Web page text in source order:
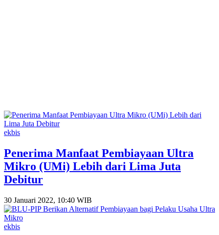
ekbis
Penerima Manfaat Pembiayaan Ultra
Mikro (UMi) Lebih dari Lima Juta
Debitur
30 Januari 2022, 10:40 WIB
ekbis